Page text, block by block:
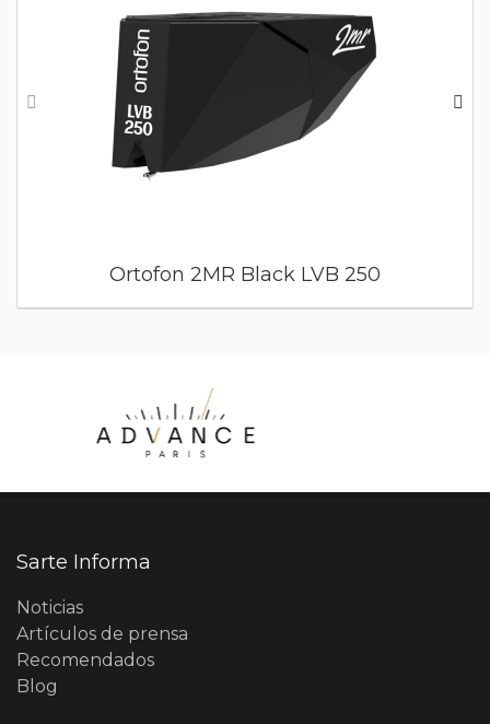
Ortofon 2MR Black LVB 250
Sarte Informa
Noticias
Artículos de prensa
Recomendados
Blog